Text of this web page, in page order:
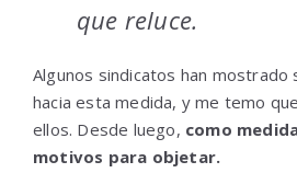
que reluce.
Algunos sindicatos han mostrado
hacia esta medida, y me temo
ellos. Desde luego, como
motivos para objetar.